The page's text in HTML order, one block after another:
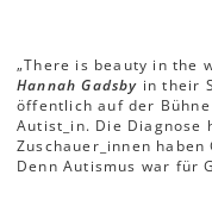
„There is beauty in the
Hannah Gadsby in their
öffentlich auf der
Autist_in. Die Diagnose
Zuschauer_innen
Denn Autismus war für